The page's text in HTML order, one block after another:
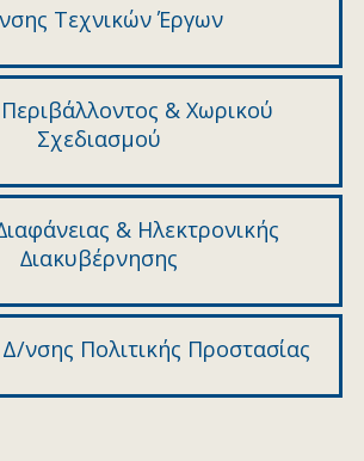
Τεχνικών Έργων
& Χωρικού
Σχεδιασµού
& Ηλεκτρονικής
∆ιακυβέρνησης
νσης Πολιτικής Προστασίας